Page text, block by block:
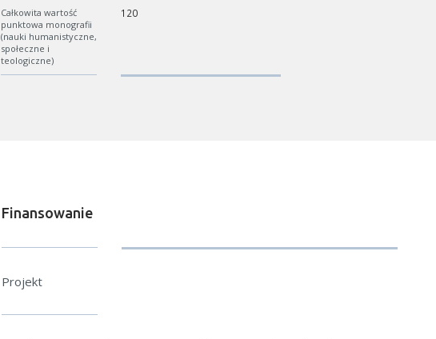
W zależności od ilości danych do przetworzenia generowanie pliku może się
Całkowita wartość
punktowa monografii
(nauki humanistyczne,
społeczne i
teologiczne)
120
Finansowanie
Projekt